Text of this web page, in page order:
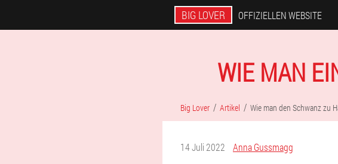
BIG LOVER OFFIZIELLEN WEBSITE
WIE MAN
Big Lover Artikel Wie man den Schwanz zu
14 Juli 2022
Anna Gussmagg